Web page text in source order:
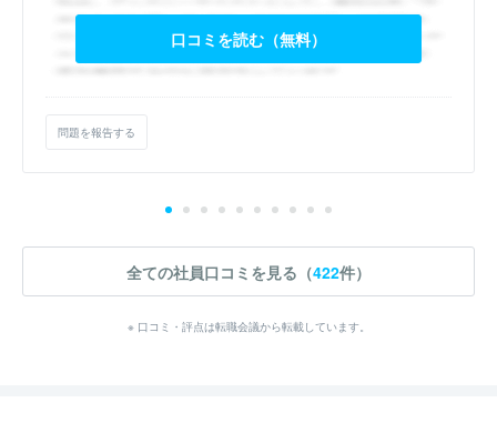
口コミを読む（無料）
問題を報告する
全ての社員口コミを見る（422件）
※ 口コミ・評点は転職会議から転載しています。